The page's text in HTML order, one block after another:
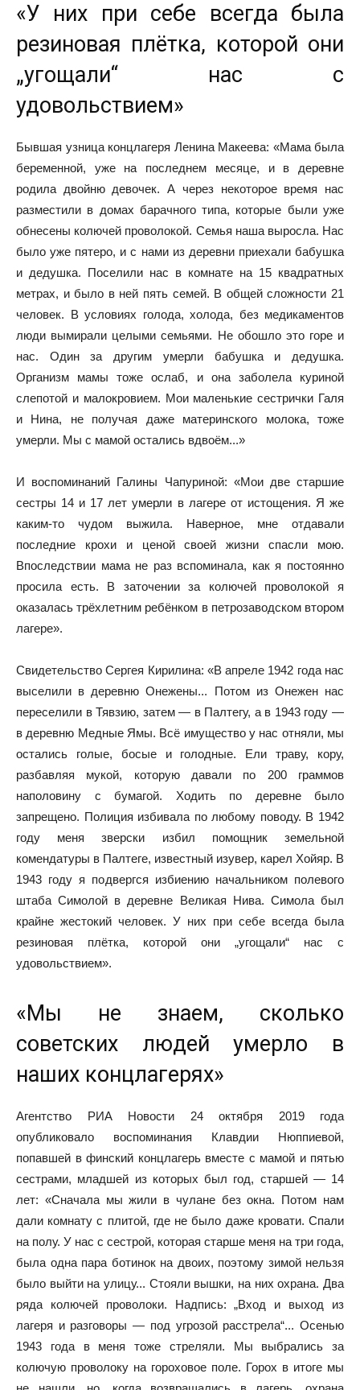
«У них при себе всегда была
резиновая плётка, которой они
„угощали“ нас с
удовольствием»
Бывшая узница концлагеря Ленина Макеева: «Мама была
беременной, уже на последнем месяце, и в деревне
родила двойню девочек. А через некоторое время нас
разместили в домах барачного типа, которые были уже
обнесены колючей проволокой. Семья наша выросла. Нас
было уже пятеро, и с нами из деревни приехали бабушка
и дедушка. Поселили нас в комнате на 15 квадратных
метрах, и было в ней пять семей. В общей сложности 21
человек. В условиях голода, холода, без медикаментов
люди вымирали целыми семьями. Не обошло это горе и
нас. Один за другим умерли бабушка и дедушка.
Организм мамы тоже ослаб, и она заболела куриной
слепотой и малокровием. Мои маленькие сестрички Галя
и Нина, не получая даже материнского молока, тоже
умерли. Мы с мамой остались вдвоём...»
И воспоминаний Галины Чапуриной: «Мои две старшие
сестры 14 и 17 лет умерли в лагере от истощения. Я же
каким-то чудом выжила. Наверное, мне отдавали
последние крохи и ценой своей жизни спасли мою.
Впоследствии мама не раз вспоминала, как я постоянно
просила есть. В заточении за колючей проволокой я
оказалась трёхлетним ребёнком в петрозаводском втором
лагере».
Свидетельство Сергея Кирилина: «В апреле 1942 года нас
выселили в деревню Онежены... Потом из Онежен нас
переселили в Тявзию, затем — в Палтегу, а в 1943 году —
в деревню Медные Ямы. Всё имущество у нас отняли, мы
остались голые, босые и голодные. Ели траву, кору,
разбавляя мукой, которую давали по 200 граммов
наполовину с бумагой. Ходить по деревне было
запрещено. Полиция избивала по любому поводу. В 1942
году меня зверски избил помощник земельной
комендатуры в Палтеге, известный изувер, карел Хойяр. В
1943 году я подвергся избиению начальником полевого
штаба Симолой в деревне Великая Нива. Симола был
крайне жестокий человек. У них при себе всегда была
резиновая плётка, которой они „угощали“ нас с
удовольствием».
«Мы не знаем, сколько
советских людей умерло в
наших концлагерях»
Агентство РИА Новости 24 октября 2019 года
опубликовало воспоминания Клавдии Нюппиевой,
попавшей в финский концлагерь вместе с мамой и пятью
сестрами, младшей из которых был год, старшей — 14
лет: «Сначала мы жили в чулане без окна. Потом нам
дали комнату с плитой, где не было даже кровати. Спали
на полу. У нас с сестрой, которая старше меня на три года,
была одна пара ботинок на двоих, поэтому зимой нельзя
было выйти на улицу... Стояли вышки, на них охрана. Два
ряда колючей проволоки. Надпись: „Вход и выход из
лагеря и разговоры — под угрозой расстрела“... Осенью
1943 года в меня тоже стреляли. Мы выбрались за
колючую проволоку на гороховое поле. Горох в итоге мы